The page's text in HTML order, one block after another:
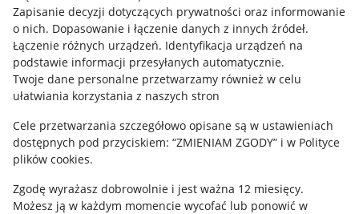
Zapisanie decyzji dotyczących prywatności oraz informowanie
o nich. Dopasowanie i łączenie danych z innych źródeł.
Łączenie różnych urządzeń. Identyfikacja urządzeń na
podstawie informacji przesyłanych automatycznie.
Twoje dane personalne przetwarzamy również w celu
ułatwiania korzystania z naszych stron
Cele przetwarzania szczegółowo opisane są w ustawieniach
dostępnych pod przyciskiem: “ZMIENIAM ZGODY” i w Polityce
plików cookies.
Zgodę wyrażasz dobrowolnie i jest ważna 12 miesięcy.
Możesz ją w każdym momencie wycofać lub ponowić w
Informacje prawne
Regulamin
Polityka plików "cookies"
Ustawienia plików "cookies"
Udostępnianie lokalizacji
Informacje dla Aktu o Usługach Cyfrowych
Pobierz aplikację